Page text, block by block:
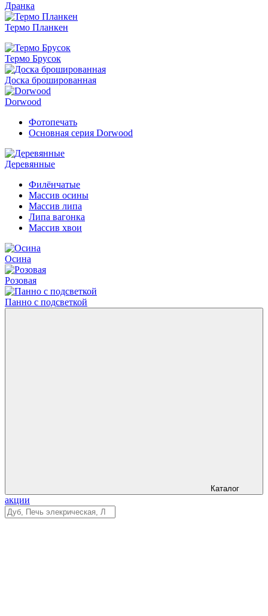
Дранка
Термо Планкен
Термо Брусок
Доска брошированная
Dorwood
Фотопечать
Основная серия Dorwood
Деревянные
Филёнчатые
Массив осины
Массив липа
Липа вагонка
Массив хвои
Осина
Розовая
Панно с подсветкой
Каталог
акции